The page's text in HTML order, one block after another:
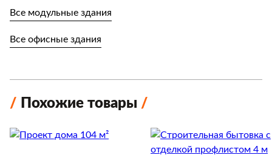
Все модульные здания
Все офисные здания
Похожие товары